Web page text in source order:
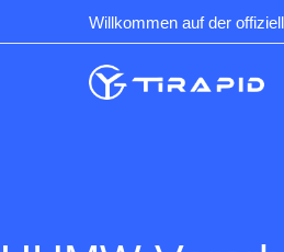
Inhalt
Willkommen auf der